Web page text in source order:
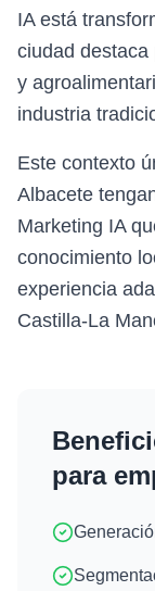
IA está
ciudad
y
industria
Este contexto
Albacete
Marketing IA
conocimiento
experiencia
Castilla-La
para